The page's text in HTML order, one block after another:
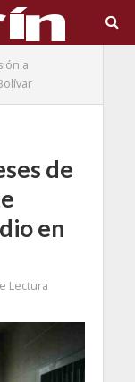
a
de
en
Lectura